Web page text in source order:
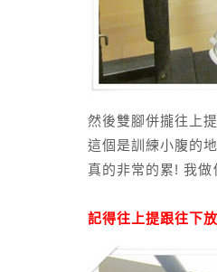
然後雙腳併攏往上
這個是訓練小腹的
真的非常的累! 我
記得往上提跟往下